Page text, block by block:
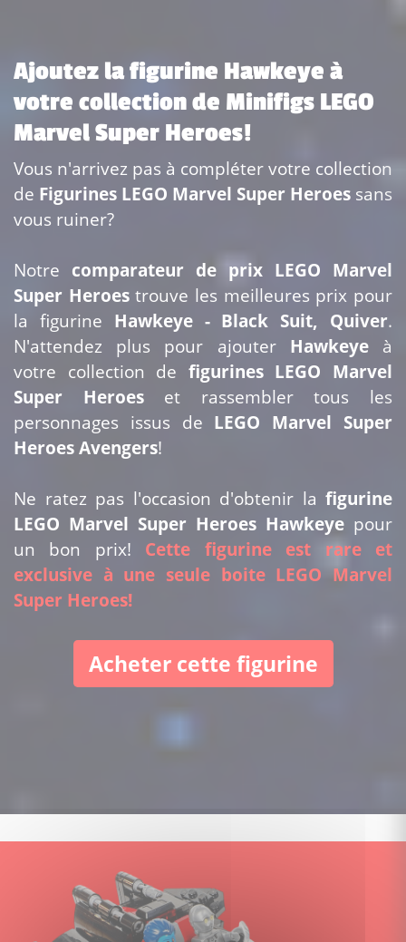
Ajoutez la figurine Hawkeye à
votre collection de Minifigs LEGO
Marvel Super Heroes!
Vous n'arrivez pas à compléter votre collection
de Figurines LEGO Marvel Super Heroes sans
vous ruiner?
Notre comparateur de prix LEGO Marvel
Super Heroestrouve les meilleures prix pour
la figurine Hawkeye - Black Suit, Quiver.
N'attendez plus pour ajouter Hawkeyeà
votre collection de figurines LEGO Marvel
Super Heroeset rassembler tous les
personnages issus de LEGO Marvel Super
Heroes Avengers!
Ne ratez pas l'occasion d'obtenir la figurine
LEGO Marvel Super Heroes Hawkeye pour
un bon prix! Cette figurine est rare et
exclusive à une seule boite LEGO Marvel
Super Heroes!
Acheter cette figurine